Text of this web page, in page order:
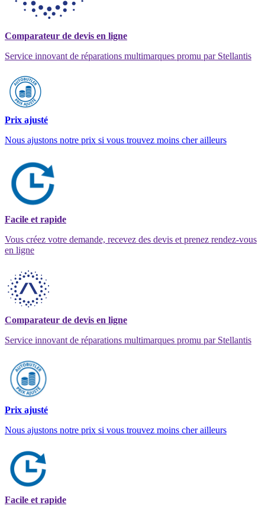
Comparateur de devis en ligne
Service innovant de réparations multimarques promu par Stellantis
Prix ajusté
Nous ajustons notre prix si vous trouvez moins cher ailleurs
Facile et rapide
Vous créez votre demande, recevez des devis et prenez rendez-vous
en ligne
Comparateur de devis en ligne
Service innovant de réparations multimarques promu par Stellantis
Prix ajusté
Nous ajustons notre prix si vous trouvez moins cher ailleurs
Facile et rapide